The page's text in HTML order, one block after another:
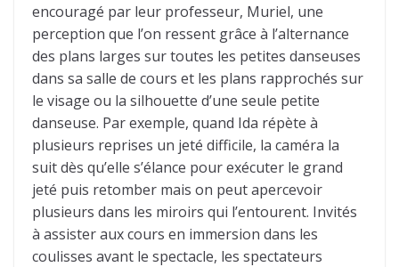
encouragé par leur professeur, Muriel, une
perception que l’on ressent grâce à l’alternance
des plans larges sur toutes les petites danseuses
dans sa salle de cours et les plans rapprochés sur
le visage ou la silhouette d’une seule petite
danseuse. Par exemple, quand Ida répète à
plusieurs reprises un jeté difficile, la caméra la
suit dès qu’elle s’élance pour exécuter le grand
jeté puis retomber mais on peut apercevoir
plusieurs dans les miroirs qui l’entourent. Invités
à assister aux cours en immersion dans les
coulisses avant le spectacle, les spectateurs